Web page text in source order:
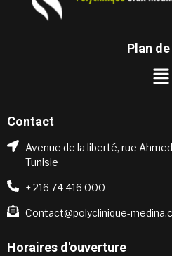
Plan
Contact
Avenue de la liberté, rue
Tunisie
+ 216 74 416 000
Contact@polyclinique-
Horaires d'ouverture